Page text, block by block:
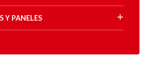
Y PANELES